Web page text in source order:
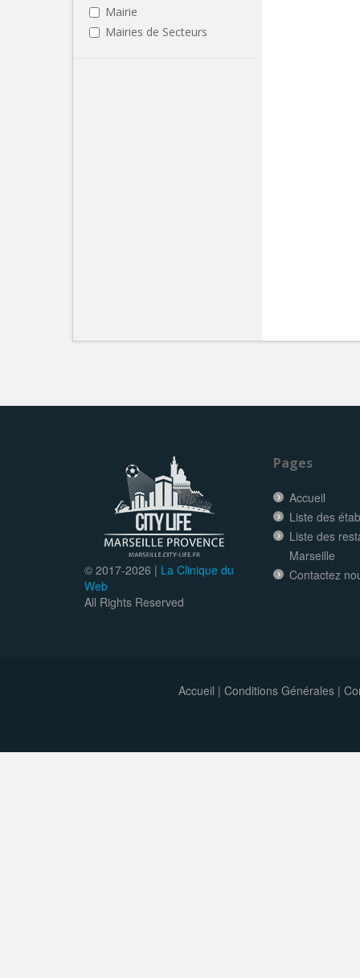
Mairie
Mairies de Secteurs
© 2017-2026 | La Clinique du
Web
All Rights Reserved
Pages
Accueil
Liste des
Liste des
Marseille
Contactez
Accueil | Conditions Générales|